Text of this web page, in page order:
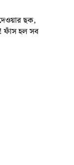
ছক,
ফাঁস হল সব